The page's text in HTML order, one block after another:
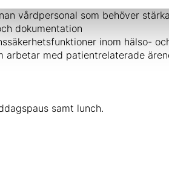
vårdpersonal som behöver
dokumentation
inom hälso-
arbetar med patientrelaterade
samt lunch.